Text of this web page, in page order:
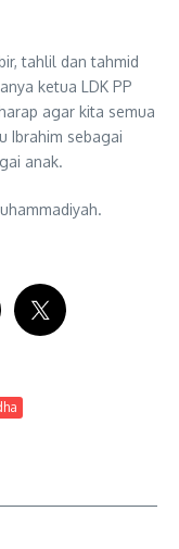
tahlil dan tahmid
ketua LDK PP
agar kita semua
Ibrahim sebagai
anak.